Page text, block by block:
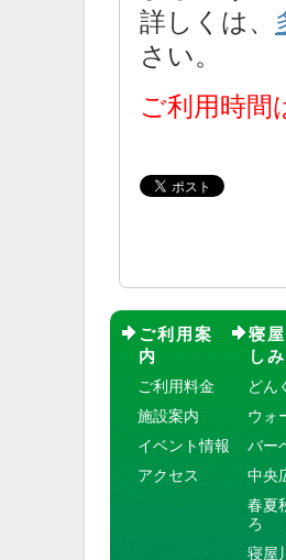
詳しくは、
さい。
ご利用時間
ご利用案
内
ご利用料金
施設案内
イベント情報
アクセス
寝
しみ
どん
ウォ
バー
中央
春夏
ろ
寝屋